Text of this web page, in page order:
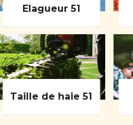
Elagueur 51
Taille de haie 51